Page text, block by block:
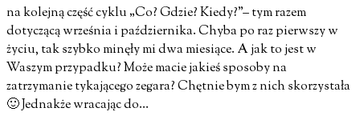
na kolejną część cyklu „Co? Gdzie? Kiedy?”– tym razem
dotyczącą września i października. Chyba po raz pierwszy w
życiu, tak szybko minęły mi dwa miesiące. A jak to jest w
Waszym przypadku? Może macie jakieś sposoby na
zatrzymanie tykającego zegara? Chętnie bym z nich skorzystała
🙂 Jednakże wracając do…